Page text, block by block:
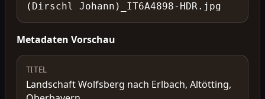
(Dirschl Johann)_IT6A4898-HDR.jpg
Metadaten Vorschau
TITEL
Landschaft Wolfsberg nach Erlbach, Altötting,